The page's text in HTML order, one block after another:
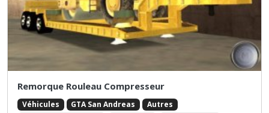
Remorque Rouleau Compresseur
Véhicules GTA San Andreas
Autres